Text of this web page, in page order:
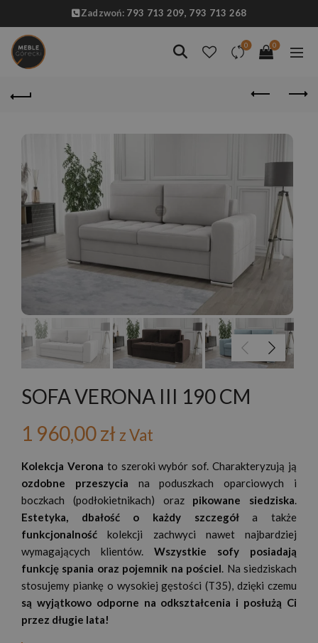
Zadzwoń: 793 713 209, 793 713 268
0 0
SOFA VERONA III 190 CM
1 960,00zł z Vat
Kolekcja Verona to szeroki wybór sof. Charakteryzują ją
ozdobne przeszycia na poduszkach oparciowych i
boczkach (podłokietnikach) oraz pikowane siedziska.
Estetyka, dbałość o każdy szczegóła także
funkcjonalność kolekcji zachwyci nawet najbardziej
wymagających klientów. Wszystkie sofy posiadają
funkcję spania oraz pojemnik na pościel. Na siedziskach
stosujemy piankę o wysokiej gęstości (T35), dzięki czemu
są wyjątkowo odporne na odkształcenia i posłużą Ci
przez długie lata!